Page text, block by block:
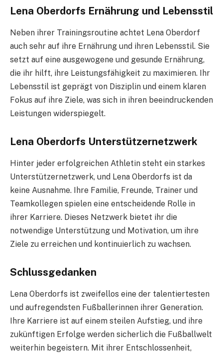
Lena Oberdorfs Ernährung und Lebensstil
Neben ihrer Trainingsroutine achtet Lena Oberdorf
auch sehr auf ihre Ernährung und ihren Lebensstil. Sie
setzt auf eine ausgewogene und gesunde Ernährung,
die ihr hilft, ihre Leistungsfähigkeit zu maximieren. Ihr
Lebensstil ist geprägt von Disziplin und einem klaren
Fokus auf ihre Ziele, was sich in ihren beeindruckenden
Leistungen widerspiegelt.
Lena Oberdorfs Unterstützernetzwerk
Hinter jeder erfolgreichen Athletin steht ein starkes
Unterstützernetzwerk, und Lena Oberdorfs ist da
keine Ausnahme. Ihre Familie, Freunde, Trainer und
Teamkollegen spielen eine entscheidende Rolle in
ihrer Karriere. Dieses Netzwerk bietet ihr die
notwendige Unterstützung und Motivation, um ihre
Ziele zu erreichen und kontinuierlich zu wachsen.
Schlussgedanken
Lena Oberdorfs ist zweifellos eine der talentiertesten
und aufregendsten Fußballerinnen ihrer Generation.
Ihre Karriere ist auf einem steilen Aufstieg, und ihre
zukünftigen Erfolge werden sicherlich die Fußballwelt
weiterhin begeistern. Mit ihrer Entschlossenheit,